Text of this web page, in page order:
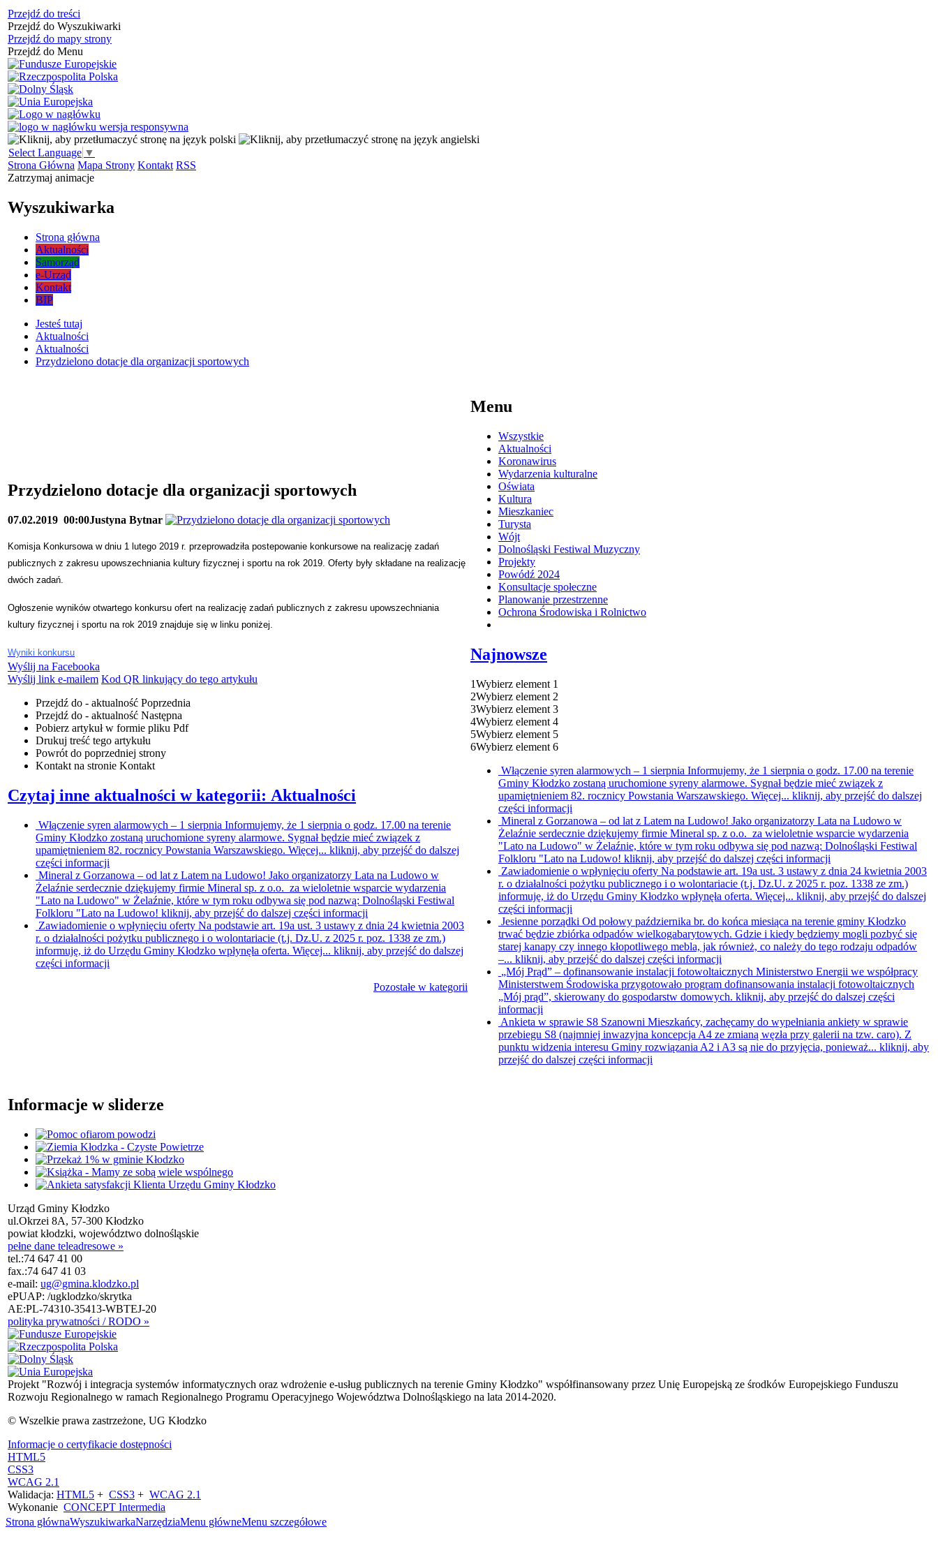
Przejdź do treści
Przejdź do Wyszukiwarki
Przejdź do mapy strony
Przejdź do Menu
Select Language ▼
Strona Główna Mapa Strony Kontakt RSS
Zatrzymaj animacje
Wyszukiwarka
Strona główna
Aktualności
Samorząd
e-Urząd
Kontakt
BIP
Jesteś tutaj
Aktualności
Aktualności
Przydzielono dotacje dla organizacji sportowych
Przydzielono dotacje dla organizacji sportowych
07.02.2019 00:00Justyna Bytnar
Komisja Konkursowa w dniu 1 lutego 2019 r. przeprowadziła postepowanie konkursowe na realizację zadań
publicznych z zakresu upowszechniania kultury fizycznej i sportu na rok 2019. Oferty były składane na realizację
dwóch zadań.
Ogłoszenie wyników otwartego konkursu ofert na realizację zadań publicznych z zakresu upowszechniania
kultury fizycznej i sportu na rok 2019 znajduje się w linku poniżej.
Wyniki konkursu
Wyślij na Facebooka
Wyślij link e-mailem Kod QR linkujący do tego artykułu
Przejdź do - aktualność Poprzednia
Przejdź do - aktualność Następna
Pobierz artykuł w formie pliku Pdf
Drukuj treść tego artykułu
Powrót do poprzedniej strony
Kontakt na stronie Kontakt
Czytaj inne aktualności w kategorii: Aktualności
Włączenie syren alarmowych – 1 sierpnia Informujemy, że 1 sierpnia o godz. 17.00 na terenie
Gminy Kłodzko zostaną uruchomione syreny alarmowe. Sygnał będzie mieć związek z
upamiętnieniem 82. rocznicy Powstania Warszawskiego. Więcej... kliknij, aby przejść do dalszej
części informacji
Mineral z Gorzanowa – od lat z Latem na Ludowo! Jako organizatorzy Lata na Ludowo w
Żelaźnie serdecznie dziękujemy firmie Mineral sp. z o.o. za wieloletnie wsparcie wydarzenia
"Lato na Ludowo" w Żelaźnie, które w tym roku odbywa się pod nazwą: Dolnośląski Festiwal
Folkloru "Lato na Ludowo! kliknij, aby przejść do dalszej części informacji
Zawiadomienie o wpłynięciu oferty Na podstawie art. 19a ust. 3 ustawy z dnia 24 kwietnia 2003
r. o działalności pożytku publicznego i o wolontariacie (t.j. Dz.U. z 2025 r. poz. 1338 ze zm.)
informuję, iż do Urzędu Gminy Kłodzko wpłynęła oferta. Więcej... kliknij, aby przejść do dalszej
części informacji
Pozostałe w kategorii
Menu
Wszystkie
Aktualności
Koronawirus
Wydarzenia kulturalne
Oświata
Kultura
Mieszkaniec
Turysta
Wójt
Dolnośląski Festiwal Muzyczny
Projekty
Powódź 2024
Konsultacje społeczne
Planowanie przestrzenne
Ochrona Środowiska i Rolnictwo
Najnowsze
1Wybierz element 1
2Wybierz element 2
3Wybierz element 3
4Wybierz element 4
5Wybierz element 5
6Wybierz element 6
Włączenie syren alarmowych – 1 sierpnia Informujemy, że 1 sierpnia o godz. 17.00 na terenie
Gminy Kłodzko zostaną uruchomione syreny alarmowe. Sygnał będzie mieć związek z
upamiętnieniem 82. rocznicy Powstania Warszawskiego. Więcej... kliknij, aby przejść do dalszej
części informacji
Mineral z Gorzanowa – od lat z Latem na Ludowo! Jako organizatorzy Lata na Ludowo w
Żelaźnie serdecznie dziękujemy firmie Mineral sp. z o.o. za wieloletnie wsparcie wydarzenia
"Lato na Ludowo" w Żelaźnie, które w tym roku odbywa się pod nazwą: Dolnośląski Festiwal
Folkloru "Lato na Ludowo! kliknij, aby przejść do dalszej części informacji
Zawiadomienie o wpłynięciu oferty Na podstawie art. 19a ust. 3 ustawy z dnia 24 kwietnia 2003
r. o działalności pożytku publicznego i o wolontariacie (t.j. Dz.U. z 2025 r. poz. 1338 ze zm.)
informuję, iż do Urzędu Gminy Kłodzko wpłynęła oferta. Więcej... kliknij, aby przejść do dalszej
części informacji
Jesienne porządki Od połowy października br. do końca miesiąca na terenie gminy Kłodzko
trwać będzie zbiórka odpadów wielkogabarytowych. Gdzie i kiedy będziemy mogli pozbyć się
starej kanapy czy innego kłopotliwego mebla, jak również, co należy do tego rodzaju odpadów
–... kliknij, aby przejść do dalszej części informacji
„Mój Prąd” – dofinansowanie instalacji fotowoltaicznych Ministerstwo Energii we współpracy
Ministerstwem Środowiska przygotowało program dofinansowania instalacji fotowoltaicznych
„Mój prąd”, skierowany do gospodarstw domowych. kliknij, aby przejść do dalszej części
informacji
Ankieta w sprawie S8 Szanowni Mieszkańcy, zachęcamy do wypełniania ankiety w sprawie
przebiegu S8 (najmniej inwazyjna koncepcja A4 ze zmianą węzła przy galerii na tzw. caro). Z
punktu widzenia interesu Gminy rozwiązania A2 i A3 są nie do przyjęcia, ponieważ... kliknij, aby
przejść do dalszej części informacji
Informacje w sliderze
Urząd Gminy Kłodzko
ul.Okrzei 8A, 57-300 Kłodzko
powiat kłodzki, województwo dolnośląskie
pełne dane teleadresowe »
tel.:74 647 41 00
fax.:74 647 41 03
e-mail: ug@gmina.klodzko.pl
ePUAP: /ugklodzko/skrytka
AE:PL-74310-35413-WBTEJ-20
polityka prywatności / RODO »
Projekt "Rozwój i integracja systemów informatycznych oraz wdrożenie e-usług publicznych na terenie Gminy Kłodzko" współfinansowany przez Unię Europejską ze środków Europejskiego Funduszu
Rozwoju Regionalnego w ramach Regionalnego Programu Operacyjnego Województwa Dolnośląskiego na lata 2014-2020.
© Wszelkie prawa zastrzeżone, UG Kłodzko
Informacje o certyfikacie dostępności
HTML5
CSS3
WCAG 2.1
Walidacja: HTML5 + CSS3 + WCAG 2.1
Wykonanie CONCEPT Intermedia
Strona głównaWyszukiwarkaNarzędziaMenu główneMenu szczegółowe